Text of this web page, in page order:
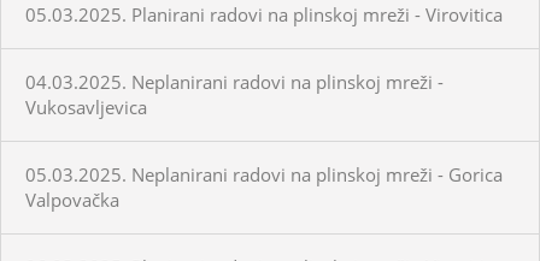
05.03.2025. Planirani radovi na plinskoj mreži - Virovitica
04.03.2025. Neplanirani radovi na plinskoj mreži -
Vukosavljevica
05.03.2025. Neplanirani radovi na plinskoj mreži - Gorica
Valpovačka